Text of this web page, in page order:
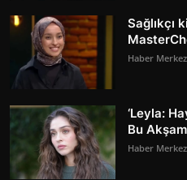
Sağlıkçı
Haber
‘Leyla:
Bu
Haber